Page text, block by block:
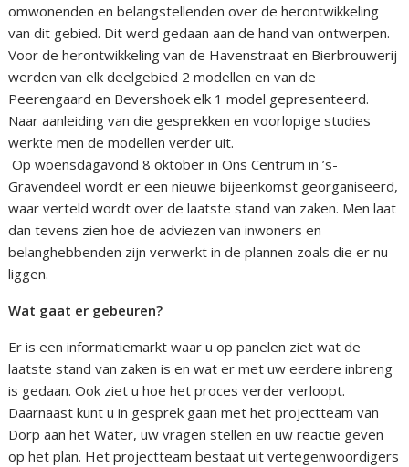
omwonenden en belangstellenden over de herontwikkeling
van dit gebied. Dit werd gedaan aan de hand van ontwerpen.
Voor de herontwikkeling van de Havenstraat en Bierbrouwerij
werden van elk deelgebied 2 modellen en van de
Peerengaard en Bevershoek elk 1 model gepresenteerd.
Naar aanleiding van die gesprekken en voorlopige studies
werkte men de modellen verder uit.
Op woensdagavond 8 oktober in Ons Centrum in ’s-
Gravendeel wordt er een nieuwe bijeenkomst georganiseerd,
waar verteld wordt over de laatste stand van zaken. Men laat
dan tevens zien hoe de adviezen van inwoners en
belanghebbenden zijn verwerkt in de plannen zoals die er nu
liggen.
Wat gaat er gebeuren?
Er is een informatiemarkt waar u op panelen ziet wat de
laatste stand van zaken is en wat er met uw eerdere inbreng
is gedaan. Ook ziet u hoe het proces verder verloopt.
Daarnaast kunt u in gesprek gaan met het projectteam van
Dorp aan het Water, uw vragen stellen en uw reactie geven
op het plan. Het projectteam bestaat uit vertegenwoordigers